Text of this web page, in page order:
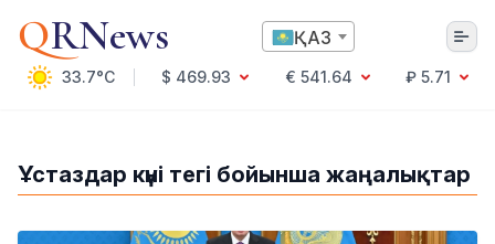
QRNews ҚАЗ
33.7°C $ 469.93 € 541.64
₽ 5.71
Ұстаздар күні тегі бойынша жаңалықтар